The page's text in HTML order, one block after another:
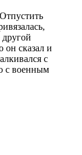
он сказал и
с
с военным